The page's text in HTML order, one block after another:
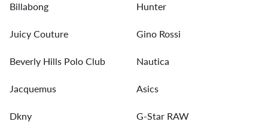
Billabong Hunter
Juicy Couture Gino Rossi
Beverly Hills Polo Club Nautica
Jacquemus Asics
Dkny G-Star RAW